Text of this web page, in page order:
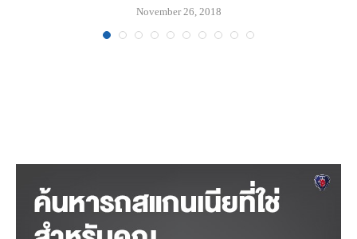
November 26, 2018